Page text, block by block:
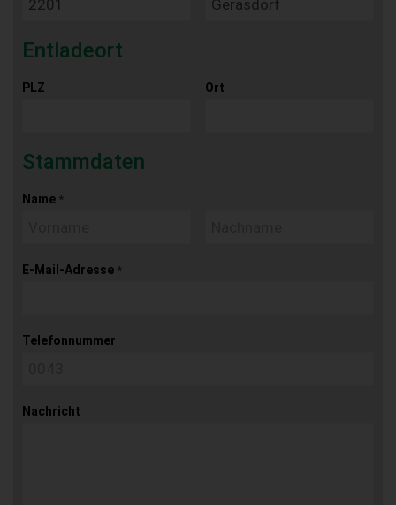
Entladeort
PLZ Ort
Stammdaten
Name *
E-Mail-Adresse *
Telefonnummer
Nachricht